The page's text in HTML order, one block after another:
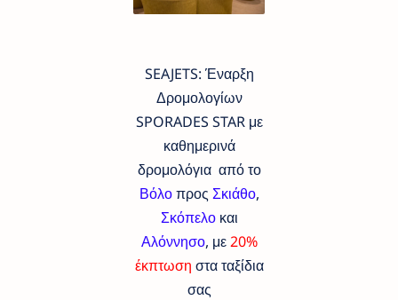
SEAJETS: Έναρξη
Δρομολογίων
SPORADES STAR με
καθημερινά
δρομολόγια από το
Βόλοπρος Σκιάθο,
Σκόπελο και
Αλόννησο, με20%
έκπτωση στα ταξίδια
σας